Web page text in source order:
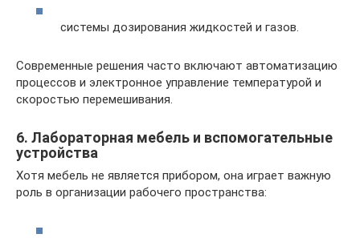
системы дозирования жидкостей и газов.
Современные решения часто включают автоматизацию
процессов и электронное управление температурой и
скоростью перемешивания.
6. Лабораторная мебель и вспомогательные
устройства
Хотя мебель не является прибором, она играет важную
роль в организации рабочего пространства: